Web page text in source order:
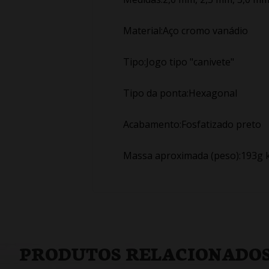
PRODUTOS
Material:Aço cromo vanádio
Tipo:Jogo tipo "canivete"
Tipo da ponta:Hexagonal
Acabamento:Fosfatizado preto
Massa aproximada (peso):193g